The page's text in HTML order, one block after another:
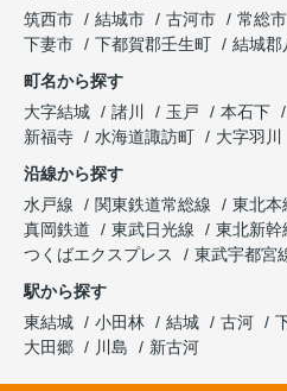
筑西市
結城市 古河市 常総市
下妻市
下都賀郡壬生町 結城郡
町名から探す
大字結城
諸川 玉戸 本石下
新福寺
水海道諏訪町
大字羽川
沿線から探す
水戸線
関東鉄道常総線 東北本
真岡鉄道
東武日光線 東北新幹
つくばエクスプレス
東武宇都宮
駅から探す
東結城
小田林 結城 古河
大田郷
川島 新古河